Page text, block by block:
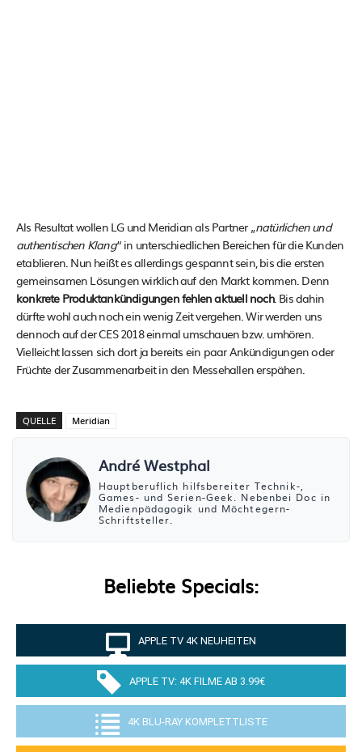
Als Resultat wollen LG und Meridian als Partner „natürlichen und
authentischen Klang“ in unterschiedlichen Bereichen für die Kunden
etablieren. Nun heißt es allerdings gespannt sein, bis die ersten
gemeinsamen Lösungen wirklich auf den Markt kommen. Denn
konkrete Produktankündigungen fehlen aktuell noch. Bis dahin
dürfte wohl auch noch ein wenig Zeit vergehen. Wir werden uns
dennoch auf der CES 2018 einmal umschauen bzw. umhören.
Vielleicht lassen sich dort ja bereits ein paar Ankündigungen oder
Früchte der Zusammenarbeit in den Messehallen erspähen.
QUELLE Meridian
André Westphal
Hauptberuflich hilfsbereiter Technik-,
Games- und Serien-Geek. Nebenbei Doc in
Medienpädagogik und Möchtegern-
Schriftsteller.
Beliebte Specials:
APPLE TV 4K NEUHEITEN
APPLE TV: 4K FILME AB 3.99€
4K BLU-RAY KOMPLETTLISTE